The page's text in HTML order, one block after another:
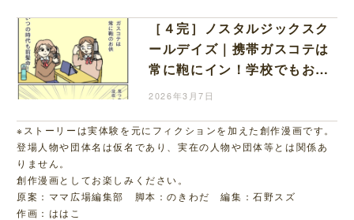
［４完］ノスタルジックスク
ールデイズ｜携帯ガスコテは
常に鞄にイン！学校でもおし
ゃれでいたい女子高生の必需
2026年3月7日
※ストーリーは実体験を元にフィクションを加えた創作漫画です。
登場人物や団体名は仮名であり、実在の人物や団体等とは関係あ
りません。
創作漫画としてお楽しみください。
原案：ママ広場編集部 脚本：のきわだ 編集：石野スズ
作画：ははこ